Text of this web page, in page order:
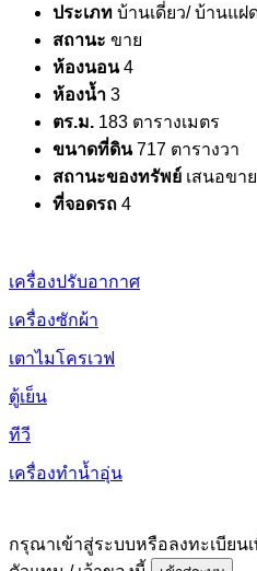
ประเภท บ้านเดี่ยว/ บ้านแฝ
สถานะ ขาย
ห้องนอน 4
ห้องน้ำ 3
ตร.ม. 183 ตารางเมตร
ขนาดที่ดิน 717 ตารางวา
สถานะของทรัพย์ เสนอขา
ที่จอดรถ 4
เครื่องปรับอากาศ
เครื่องซักผ้า
เตาไมโครเวฟ
ตู้เย็น
ทีวี
เครื่องทำน้ำอุ่น
กรุณาเข้าสู่ระบบหรือลงทะเบีย